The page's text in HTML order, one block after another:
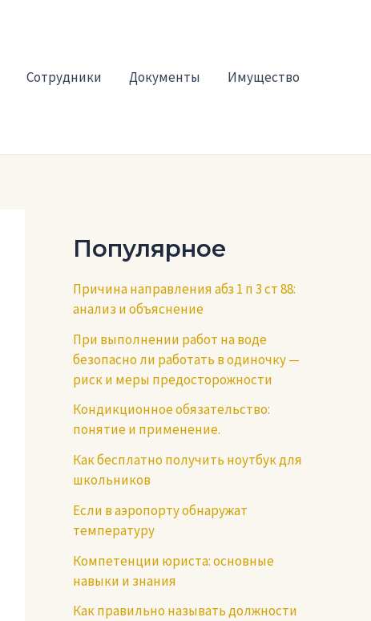
Сотрудники Документы Имущество
Популярное
Причина направления абз 1 п 3 ст 88:
анализ и объяснение
При выполнении работ на воде
безопасно ли работать в одиночку —
риск и меры предосторожности
Кондикционное обязательство:
понятие и применение.
Как бесплатно получить ноутбук для
школьников
Если в аэропорту обнаружат
температуру
Компетенции юриста: основные
навыки и знания
Как правильно называть должности